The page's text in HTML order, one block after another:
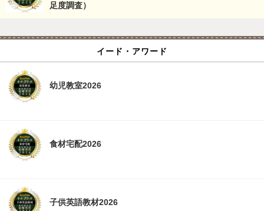
足度調査）
イード・アワード
幼児教室2026
食材宅配2026
子供英語教材2026